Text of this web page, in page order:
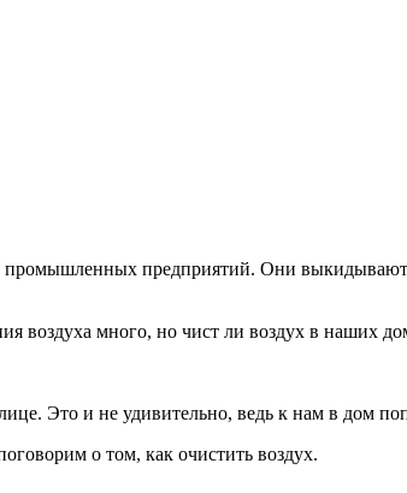
промышленных предприятий. Они
воздуха много, но чист ли воздух в наших
Это и не удивительно, ведь к нам в дом
о том, как очистить воздух.